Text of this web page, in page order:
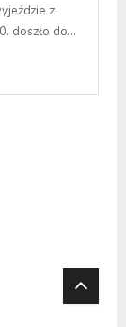
z
doszło do...